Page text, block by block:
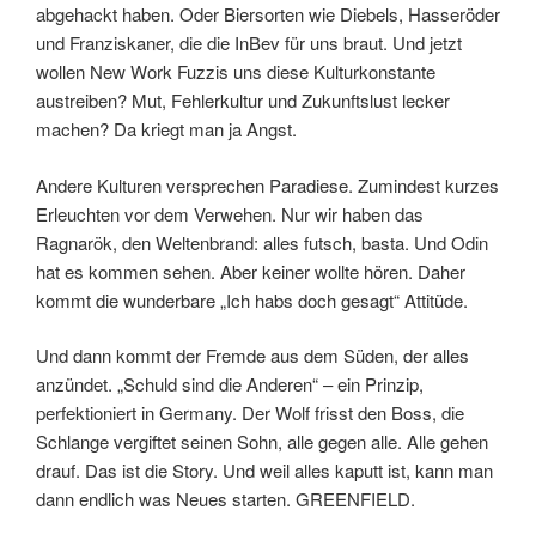
abgehackt haben. Oder Biersorten wie Diebels, Hasseröder
und Franziskaner, die die InBev für uns braut. Und jetzt
wollen New Work Fuzzis uns diese Kulturkonstante
austreiben? Mut, Fehlerkultur und Zukunftslust lecker
machen? Da kriegt man ja Angst.
Andere Kulturen versprechen Paradiese. Zumindest kurzes
Erleuchten vor dem Verwehen. Nur wir haben das
Ragnarök, den Weltenbrand: alles futsch, basta. Und Odin
hat es kommen sehen. Aber keiner wollte hören. Daher
kommt die wunderbare „Ich habs doch gesagt“ Attitüde.
Und dann kommt der Fremde aus dem Süden, der alles
anzündet. „Schuld sind die Anderen“ – ein Prinzip,
perfektioniert in Germany. Der Wolf frisst den Boss, die
Schlange vergiftet seinen Sohn, alle gegen alle. Alle gehen
drauf. Das ist die Story. Und weil alles kaputt ist, kann man
dann endlich was Neues starten. GREENFIELD.